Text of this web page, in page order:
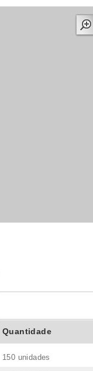
Quantidade
150 unidades